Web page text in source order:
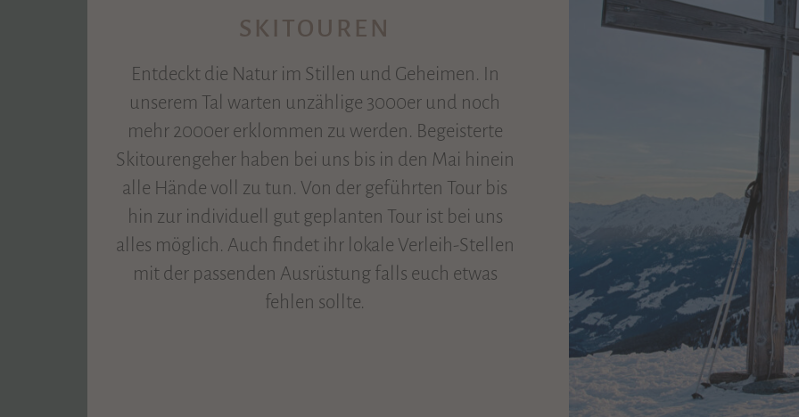
SKITOUREN
Entdeckt die Natur im Stillen und Geheimen. In
unserem Tal warten unzählige 3000er und noch
mehr 2000er erklommen zu werden. Begeisterte
Skitourengeher haben bei uns bis in den Mai hinein
alle Hände voll zu tun. Von der geführten Tour bis
hin zur individuell gut geplanten Tour ist bei uns
alles möglich. Auch findet ihr lokale Verleih-Stellen
mit der passenden Ausrüstung falls euch etwas
fehlen sollte.